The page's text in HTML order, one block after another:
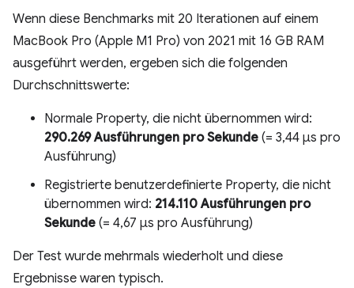
Wenn diese Benchmarks mit 20 Iterationen auf einem
MacBook Pro (Apple M1 Pro) von 2021 mit 16 GB RAM
ausgeführt werden, ergeben sich die folgenden
Durchschnittswerte:
Normale Property, die nicht übernommen wird:
290.269 Ausführungen pro Sekunde (= 3,44 µs pro
Ausführung)
Registrierte benutzerdefinierte Property, die nicht
übernommen wird: 214.110 Ausführungen pro
Sekunde (= 4,67 µs pro Ausführung)
Der Test wurde mehrmals wiederholt und diese
Ergebnisse waren typisch.